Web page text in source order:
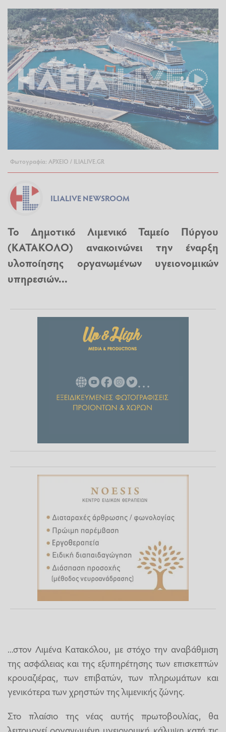
Φωτογραφία: ΑΡΧΕΙΟ / ILIALIVE.GR
ILIALIVE NEWSROOM
Το Δημοτικό Λιμενικό Ταμείο Πύργου
(ΚΑΤΑΚΟΛΟ) ανακοινώνει την έναρξη
υλοποίησης οργανωμένων υγειονομικών
υπηρεσιών...
...στον Λιμένα Κατακόλου, με στόχο την αναβάθμιση
της ασφάλειας και της εξυπηρέτησης των επισκεπτών
κρουαζιέρας, των επιβατών, των πληρωμάτων και
γενικότερα των χρηστών της λιμενικής ζώνης.
Στο πλαίσιο της νέας αυτής πρωτοβουλίας, θα
λειτουργεί οργανωμένη υγειονομική κάλυψη κατά τις